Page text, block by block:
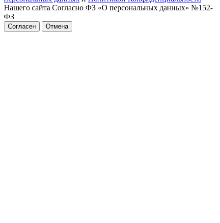
Нашего сайта Согласно ФЗ «О персональных данных» №152-
ФЗ
Согласен Отмена